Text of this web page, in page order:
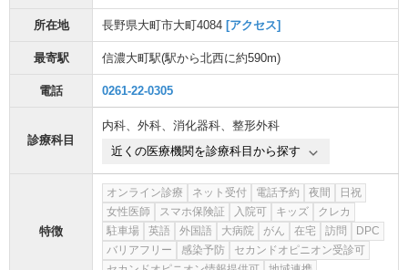
所在地 長野県大町市大町4084 [アクセス]
最寄駅 信濃大町駅(駅から北西に約590m)
電話 0261-22-0305
診療科目
内科、 外科、 消化器科、 整形外科
近くの医療機関を診療科目から探す
特徴
オンライン診療 ネット受付 電話予約 夜間
日祝
女性医師
スマホ保険証 入院可 キッズ
クレカ
駐車場
英語 外国語 大病院 がん 在宅 訪問
DPC
バリアフリー
感染予防
セカンドオピニオン受診可